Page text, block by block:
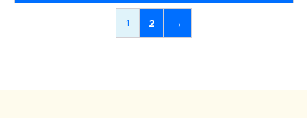
1 2 →